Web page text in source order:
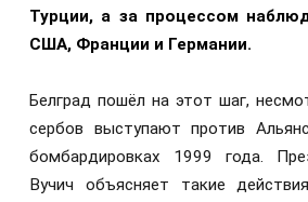
Турции, а за процессом
США, Франции и Германии.
Белград пошёл на этот шаг,
сербов выступают против
бомбардировках 1999 года.
Вучич объясняет такие